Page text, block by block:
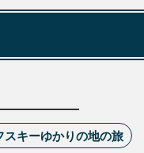
スキーゆかりの地の旅